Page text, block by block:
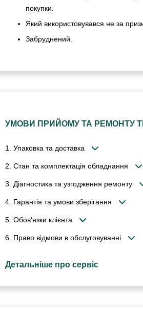
покупки.
Який використовувався не за
Забруднений.
УМОВИ ПРИЙОМУ ТА РЕМОНТУ
1. Упаковка та доставка
2. Стан та комплектація обладнання
3. Діагностика та узгодження ремонту
4. Гарантія та умови зберігання
5. Обов'язки клієнта
6. Право відмови в обслуговуванні
Детальніше про сервіс